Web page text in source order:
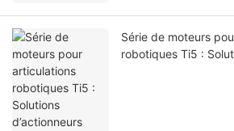
Série de moteurs
robotiques Ti5 :